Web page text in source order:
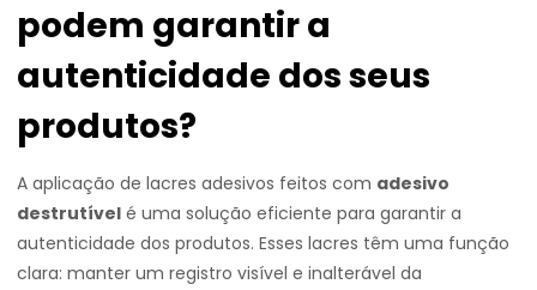
podem garantir a
autenticidade dos seus
produtos?
A aplicação de lacres adesivos feitos com adesivo
destrutível é uma solução eficiente para garantir a
autenticidade dos produtos. Esses lacres têm uma função
clara: manter um registro visível e inalterável da